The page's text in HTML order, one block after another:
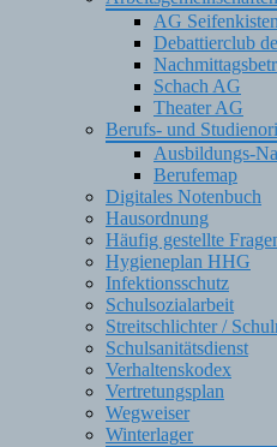
AG
Debattierclub
Schach AG
Theater AG
Berufs- und
Ausbildungs-
Berufemap
Digitales Notenbuch
Hausordnung
Häufig gestellte
Hygieneplan HHG
Infektionsschutz
Schulsozialarbeit
Streitschlichter /
Schulsanitätsdienst
Verhaltenskodex
Vertretungsplan
Wegweiser
Winterlager